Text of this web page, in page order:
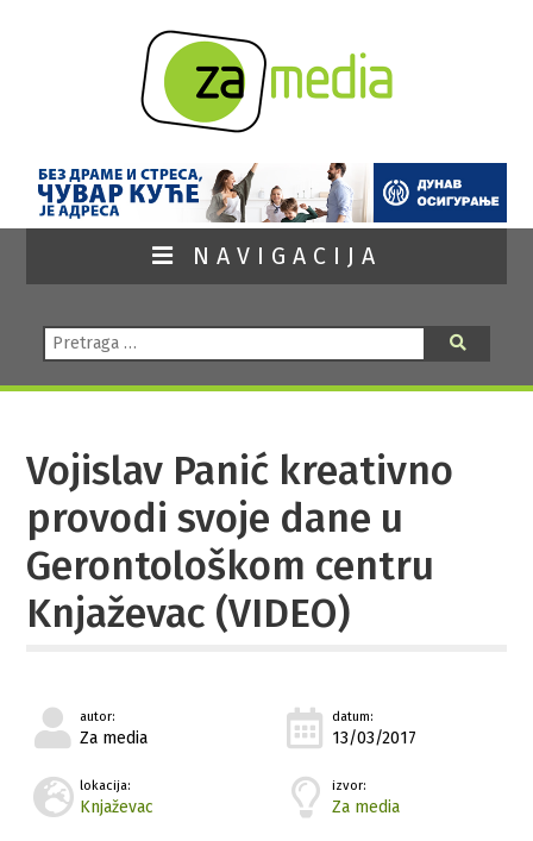
NAVIGACIJA
Pretraga:
Vojislav Panić kreativno
provodi svoje dane u
Gerontološkom centru
Knjaževac (VIDEO)
autor:
Za media
datum:
13/03/2017
lokacija:
Knjaževac
izvor:
Za media